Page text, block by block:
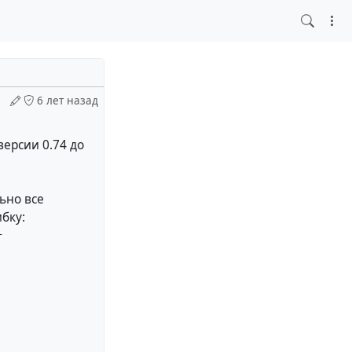
6 лет назад
0.74 до
все